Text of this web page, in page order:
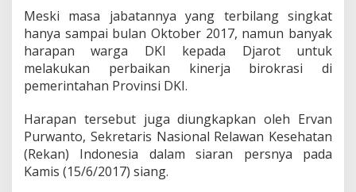
u
D
u
a
a
n
Meski masa jabatannya yang terbilang singkat
hanya sampai bulan Oktober 2017, namun banyak
harapan warga DKI kepada Djarot untuk
melakukan perbaikan kinerja birokrasi di
pemerintahan Provinsi DKI.
Harapan tersebut juga diungkapkan oleh Ervan
Purwanto, Sekretaris Nasional Relawan Kesehatan
(Rekan) Indonesia dalam siaran persnya pada
Kamis (15/6/2017) siang.